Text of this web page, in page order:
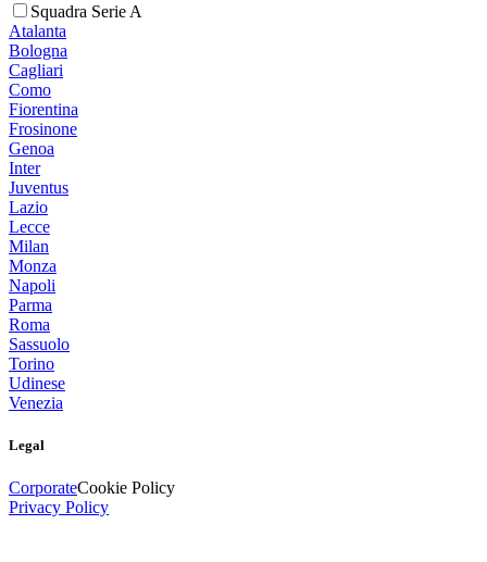
Squadra Serie A
Atalanta
Bologna
Cagliari
Como
Fiorentina
Frosinone
Genoa
Inter
Juventus
Lazio
Lecce
Milan
Monza
Napoli
Parma
Roma
Sassuolo
Torino
Udinese
Venezia
Legal
CorporateCookie Policy
Privacy Policy